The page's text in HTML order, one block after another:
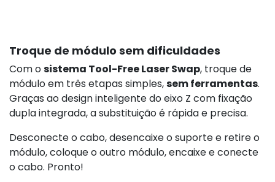
Troque de módulo sem dificuldades
Com osistema Tool-Free Laser Swap, troque de
módulo em três etapas simples,sem ferramentas.
Graças ao design inteligente do eixo Z com fixação
dupla integrada, a substituição é rápida e precisa.
Desconecte o cabo, desencaixe o suporte e retire o
módulo, coloque o outro módulo, encaixe e conecte
o cabo. Pronto!